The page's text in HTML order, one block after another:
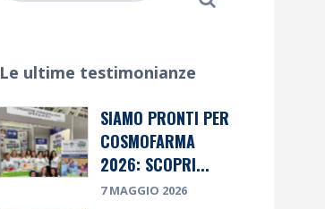
Le ultime testimonianze
SIAMO PRONTI PER
COSMOFARMA
2026: SCOPRI...
7 MAGGIO 2026